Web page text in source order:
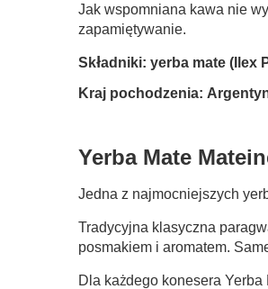
Jak wspomniana kawa nie
zapamiętywanie.
Składniki: yerba mate (Ilex
Kraj pochodzenia:
Yerba Mate
Jedna z najmocniejszych
Tradycyjna klasyczna
posmakiem i aromatem.
Dla każdego konesera